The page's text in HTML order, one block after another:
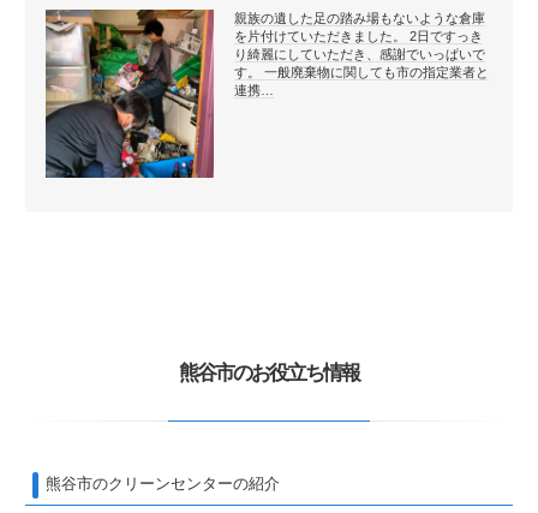
親族の遺した足の踏み場もないような倉庫
を片付けていただきました。 2日ですっき
り綺麗にしていただき、感謝でいっぱいで
す。 一般廃棄物に関しても市の指定業者と
連携…
熊谷市のお役立ち情報
熊谷市のクリーンセンターの紹介